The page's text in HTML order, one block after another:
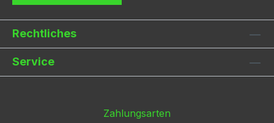
Rechtliches
Service
Zahlungsarten